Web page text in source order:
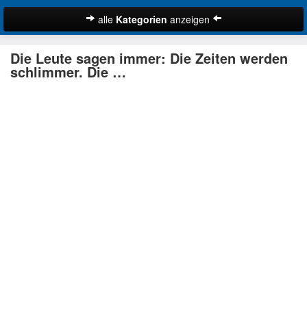
alle Kategorien anzeigen
Bibelzitate
Die Leute sagen immer: Die Zeiten werden
schlimmer. Die …